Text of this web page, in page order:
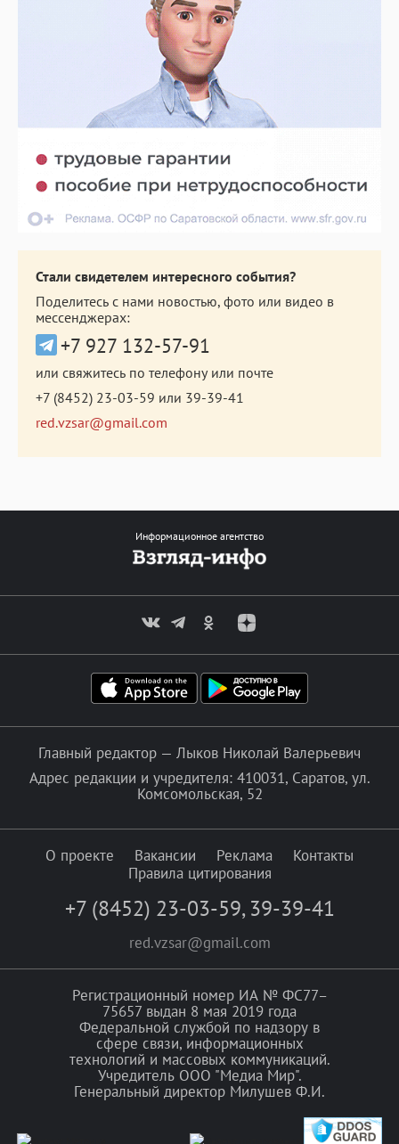
Стали свидетелем интересного события?
Поделитесь с нами новостью, фото или видео в
мессенджерах:
+7 927 132-57-91
или свяжитесь по телефону или почте
+7 (8452) 23-03-59 или 39-39-41
red.vzsar@gmail.com
Информационное агентство
Главный редактор — Лыков Николай Валерьевич
Адрес редакции и учредителя: 410031, Саратов, ул.
Комсомольская, 52
О проекте Вакансии Реклама
Контакты
Правила цитирования
+7 (8452) 23-03-59, 39-39-41
red.vzsar@gmail.com
Регистрационный номер ИА № ФС77–
75657 выдан 8 мая 2019 года
Федеральной службой по надзору в
сфере связи, информационных
технологий и массовых коммуникаций.
Учредитель ООО "Медиа Мир".
Генеральный директор Милушев Ф.И.